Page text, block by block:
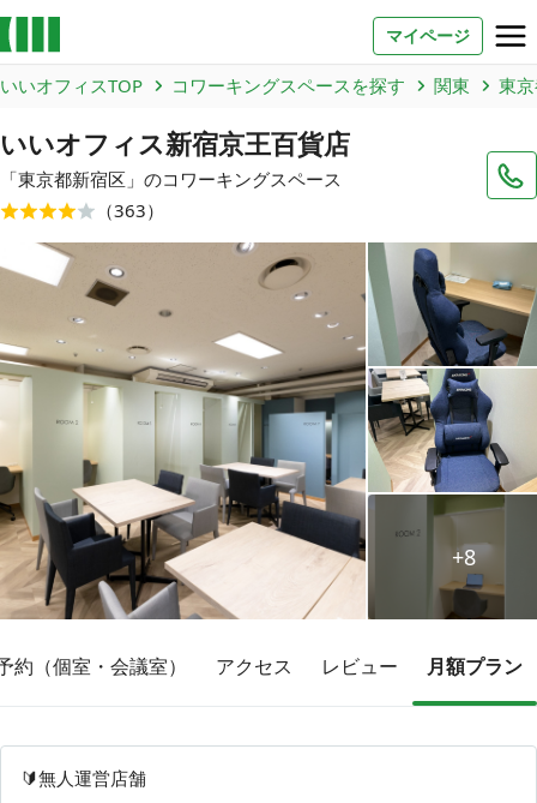
マイページ
よくあるご質問
法人での利用
店舗オーナー様へ
いいオフィス（コワーキングスペース）
FCオーナー募集
いい会議室（会議室専用スペース）
FCオーナー募集
コワーキング運営DXシステム
E Solution
トピックス
いいオフィスTOP コワーキングスペースを探す 関東 東
いいオフィス新宿京王百貨店
「東京都新宿区 」のコワーキングスペース
（363）
+8
約（個室・会議室） アクセス レビュー 月額プラン
🔰無人運営店舗